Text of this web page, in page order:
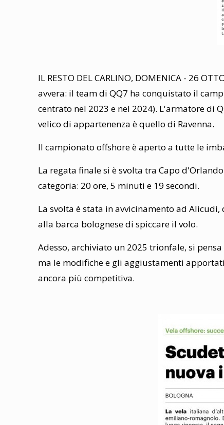
IL RESTO DEL CARLINO, DOMENICA - 26
avvera: il team di QQ7 ha conquistato il
centrato nel 2023 e nel 2024). L'armatore di
velico di appartenenza è quello di Ravenna.
Il campionato offshore è aperto a tutte le
La regata finale si è svolta tra Capo
categoria: 20 ore, 5 minuti e 19 secondi.
La svolta è stata in avvicinamento ad
alla barca bolognese di spiccare il volo.
Adesso, archiviato un 2025 trionfale, si
ma le modifiche e gli aggiustamenti
ancora più competitiva.